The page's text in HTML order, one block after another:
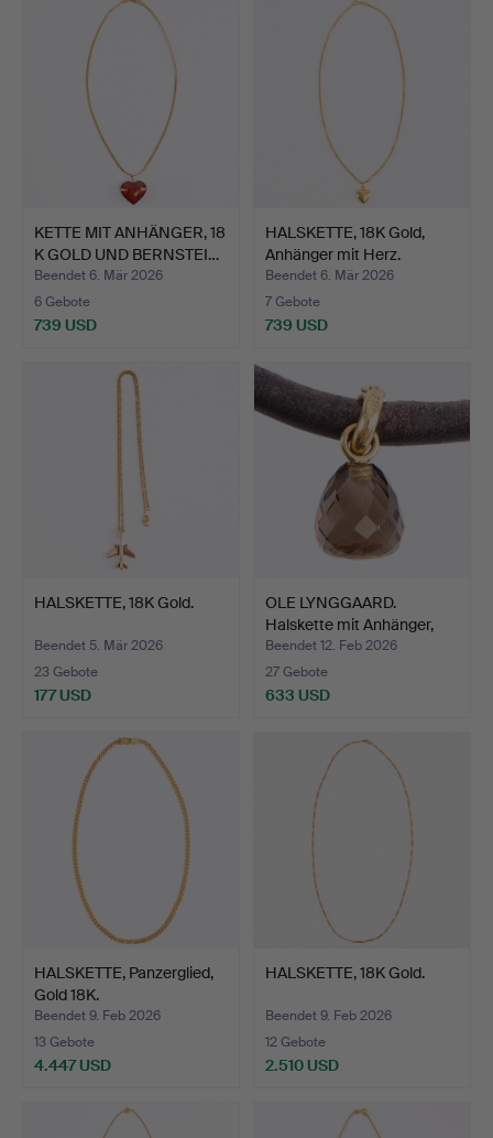
KETTE MIT ANHÄNGER, 18
K GOLD UND BERNSTEI…
Beendet 6. Mär 2026
6 Gebote
739 USD
HALSKETTE, 18K Gold,
Anhänger mit Herz.
Beendet 6. Mär 2026
7 Gebote
739 USD
HALSKETTE, 18K Gold.
Beendet 5. Mär 2026
23 Gebote
177 USD
OLE LYNGGAARD.
Halskette mit Anhänger,
„Sw…
Beendet 12. Feb 2026
27 Gebote
633 USD
HALSKETTE, Panzerglied,
Gold 18K.
Beendet 9. Feb 2026
13 Gebote
4.447 USD
HALSKETTE, 18K Gold.
Beendet 9. Feb 2026
12 Gebote
2.510 USD